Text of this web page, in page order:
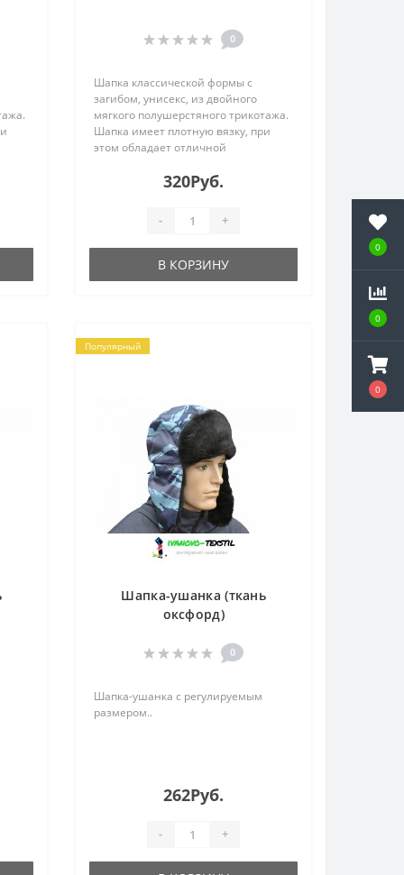
0
0
0
0
Шапка классической формы с
загибом, унисекс, из двойного
мягкого полушерстяного трикотажа.
Шапка имеет плотную вязку, при
этом обладает отличной
прохладную осень и тёплую зиму.
Состав:30шерсть,70акрил.Размер
320Руб.
- +
В КОРЗИНУ
Популярный
Шапка-ушанка (ткань
оксфорд)
0
Шапка-ушанка с регулируемым
размером..
262Руб.
- +